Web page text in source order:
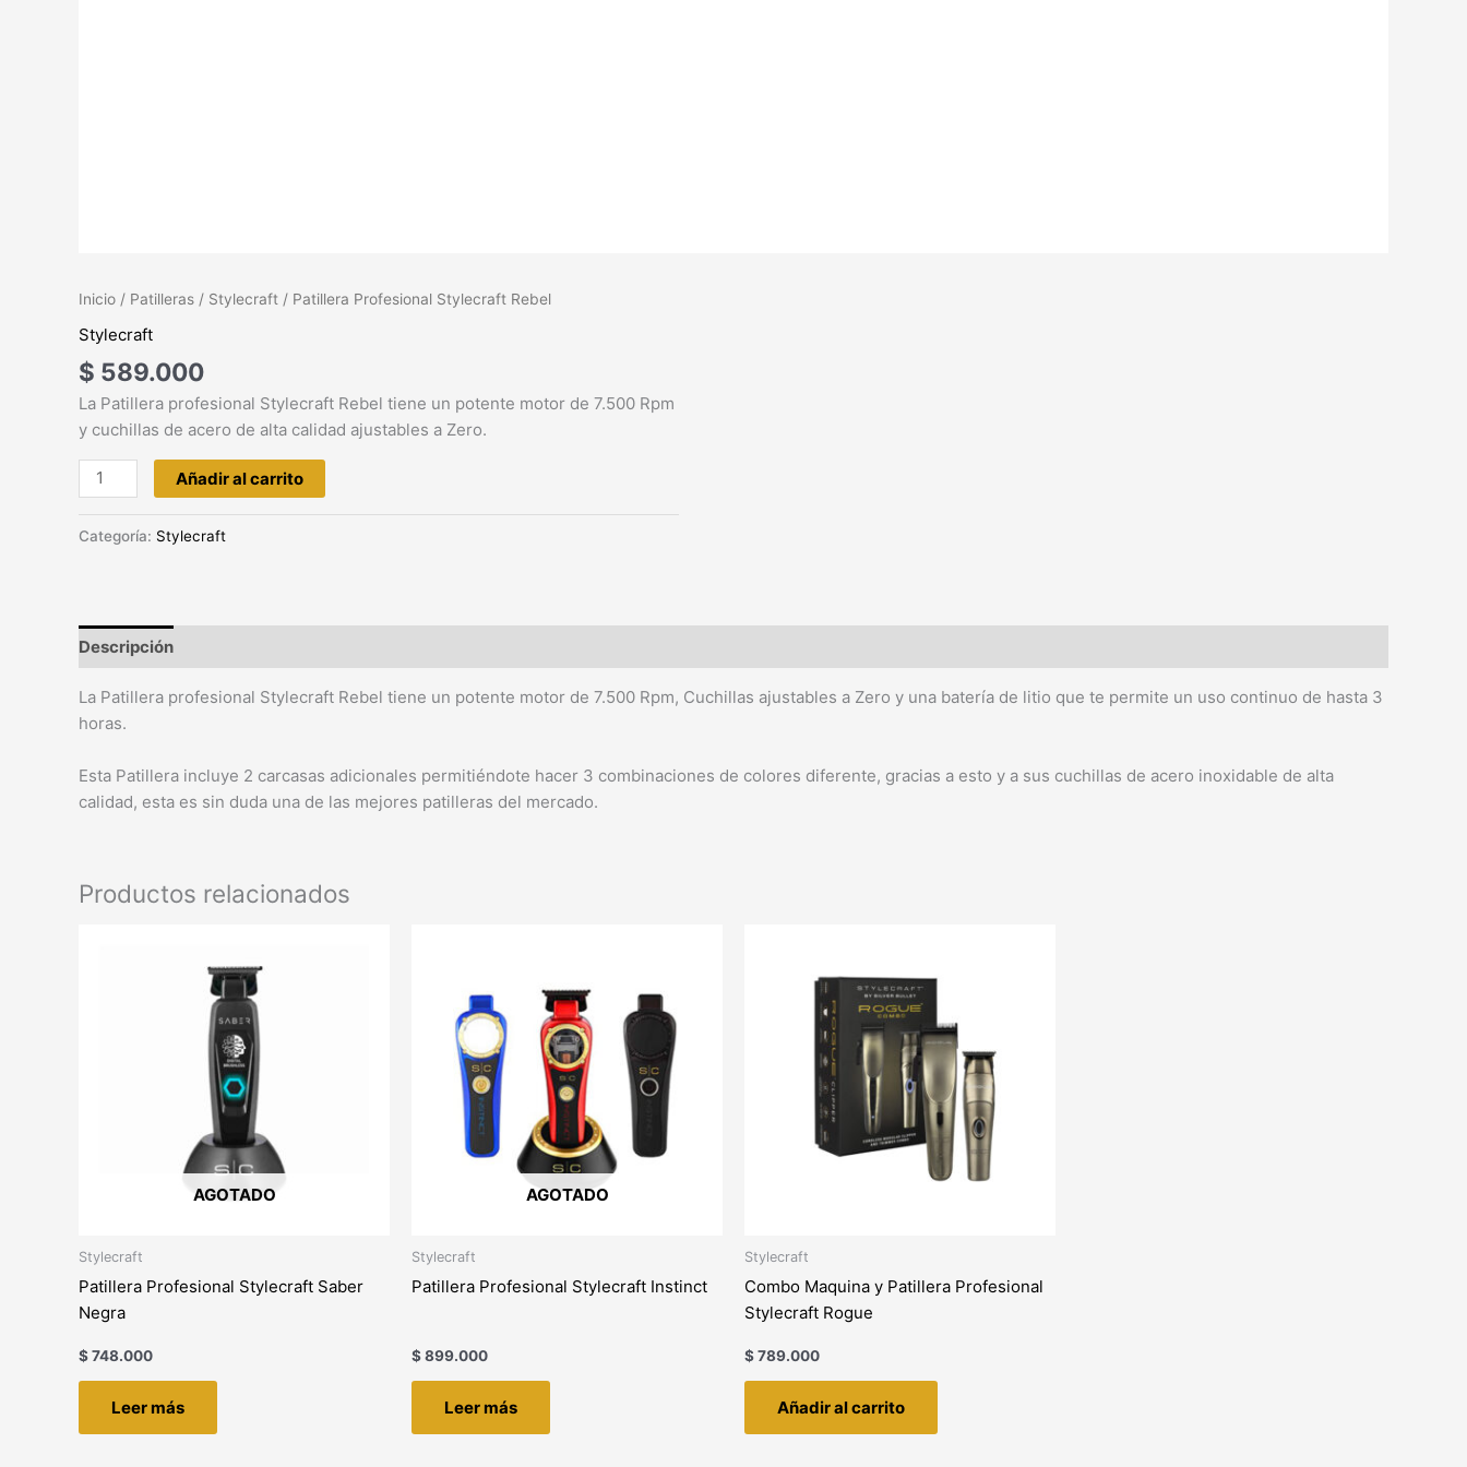
Inicio / Patilleras / Stylecraft / Patillera Profesional Stylecraft Rebel
Stylecraft
$ 589.000
La Patillera profesional Stylecraft Rebel tiene un potente motor de 7.500 Rpm
y cuchillas de acero de alta calidad ajustables a Zero.
Añadir al carrito
Categoría: Stylecraft
Descripción
La Patillera profesional Stylecraft Rebel tiene un potente motor de 7.500 Rpm, Cuchillas ajustables a Zero y una batería de litio que te permite un uso continuo de hasta 3
horas.
Esta Patillera incluye 2 carcasas adicionales permitiéndote hacer 3 combinaciones de colores diferente, gracias a esto y a sus cuchillas de acero inoxidable de alta
calidad, esta es sin duda una de las mejores patilleras del mercado.
Productos relacionados
AGOTADO
Stylecraft
Patillera Profesional Stylecraft Saber
Negra
$748.000
Leer más
AGOTADO
Stylecraft
Patillera Profesional Stylecraft Instinct
$899.000
Leer más
Stylecraft
Combo Maquina y Patillera Profesional
Stylecraft Rogue
$789.000
Añadir al carrito